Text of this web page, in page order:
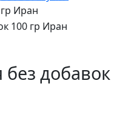
Иран
добавок